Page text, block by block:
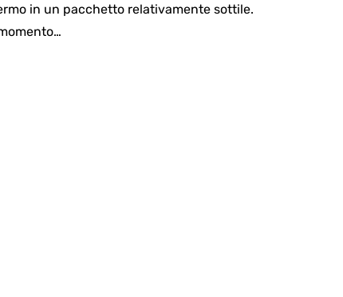
in un pacchetto relativamente sottile.